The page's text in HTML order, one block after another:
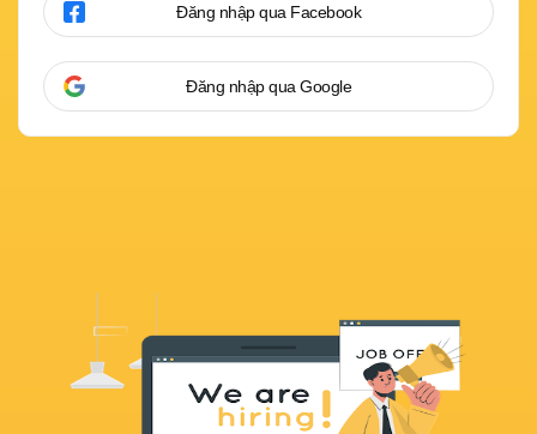
Đăng nhập qua Facebook
Đăng nhập qua Google